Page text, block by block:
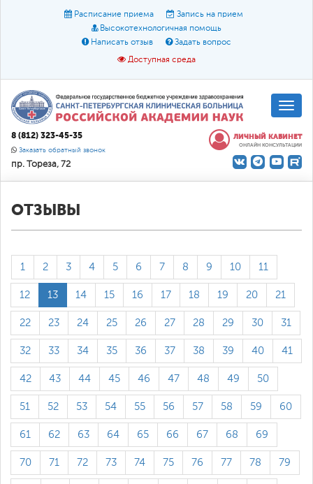
Расписание приема
Запись на прием
Высокотехнологичная помощь
Написать отзыв
Задать вопрос
Доступная среда
Размер шрифта: A A A
Цвет:
8 (812) 323-45-35
Заказать обратный звонок
пр. Тореза, 72
ЛИЧНЫЙ КАБИНЕТ
ОНЛАЙН КОНСУЛЬТАЦИИ
ОТЗЫВЫ
1 2 3 4 5 6 7 8 9 10 11
12 13 14 15 16 17 18 19 20 21
22 23 24 25 26 27 28 29 30 31
32 33 34 35 36 37 38 39 40 41
42 43 44 45 46 47 48 49 50
51 52 53 54 55 56 57 58 59 60
61 62 63 64 65 66 67 68 69
70 71 72 73 74 75 76 77 78 79